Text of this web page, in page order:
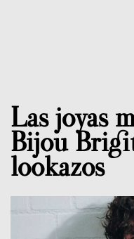
Las joyas
Bijou
lookazos